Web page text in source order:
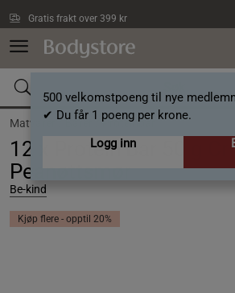
Gratis frakt over 399 kr
500 velkomstpoeng til nye
✔ Du får 1 poeng per krone.
Logg inn
Matvarer / Barer / Proteinbar
12 x Protein Bar 50 g
Peanøttsmør
Be-kind
Kjøp flere - opptil 20%